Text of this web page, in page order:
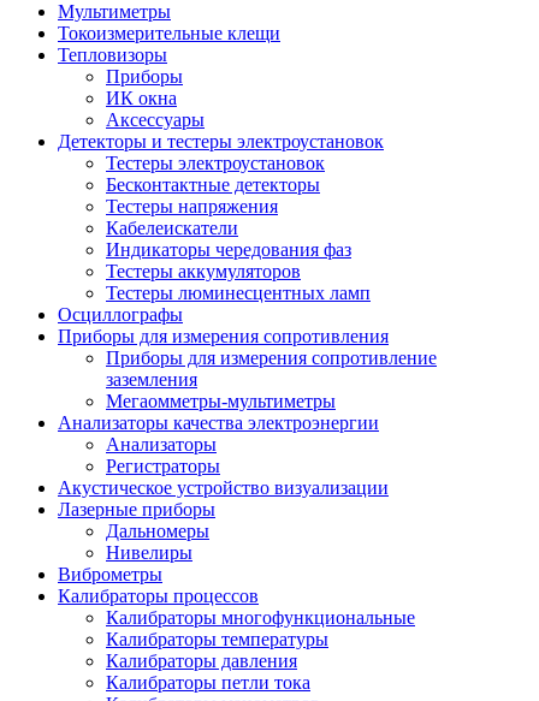
Мультиметры
Токоизмерительные клещи
Тепловизоры
Приборы
ИК окна
Аксессуары
Детекторы и тестеры электроустановок
Тестеры электроустановок
Бесконтактные детекторы
Тестеры напряжения
Кабелеискатели
Индикаторы чередования фаз
Тестеры аккумуляторов
Тестеры люминесцентных ламп
Осциллографы
Приборы для измерения сопротивления
Приборы для измерения сопротивление
заземления
Мегаомметры-мультиметры
Анализаторы качества электроэнергии
Анализаторы
Регистраторы
Акустическое устройство визуализации
Лазерные приборы
Дальномеры
Нивелиры
Виброметры
Калибраторы процессов
Калибраторы многофункциональные
Калибраторы температуры
Калибраторы давления
Калибраторы петли тока